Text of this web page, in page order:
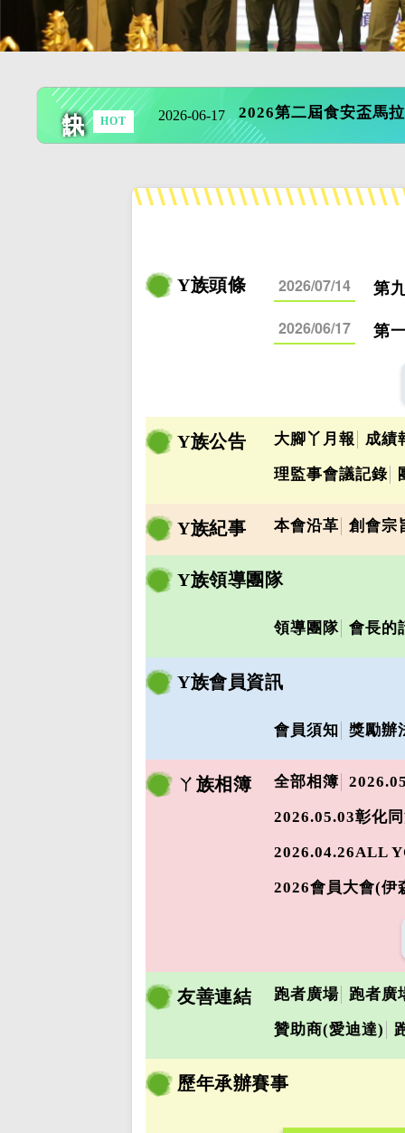
HOT 2026-06-17 2026第二屆食安盃馬
Y族頭條 2026/07/14 第
2026/06/17 第
Y族公告 大腳丫月報 成績
理監事會議記錄
Y族紀事 本會沿革 創會宗
Y族領導團隊
領導團隊 會長的
Y族會員資訊
會員須知 獎勵辦
ㄚ族相簿 全部相簿
2026.05.03彰化
2026.04.26ALL
2026會員大會(伊
友善連結 跑者廣場 跑者廣
贊助商(愛迪達)
歷年承辦賽事